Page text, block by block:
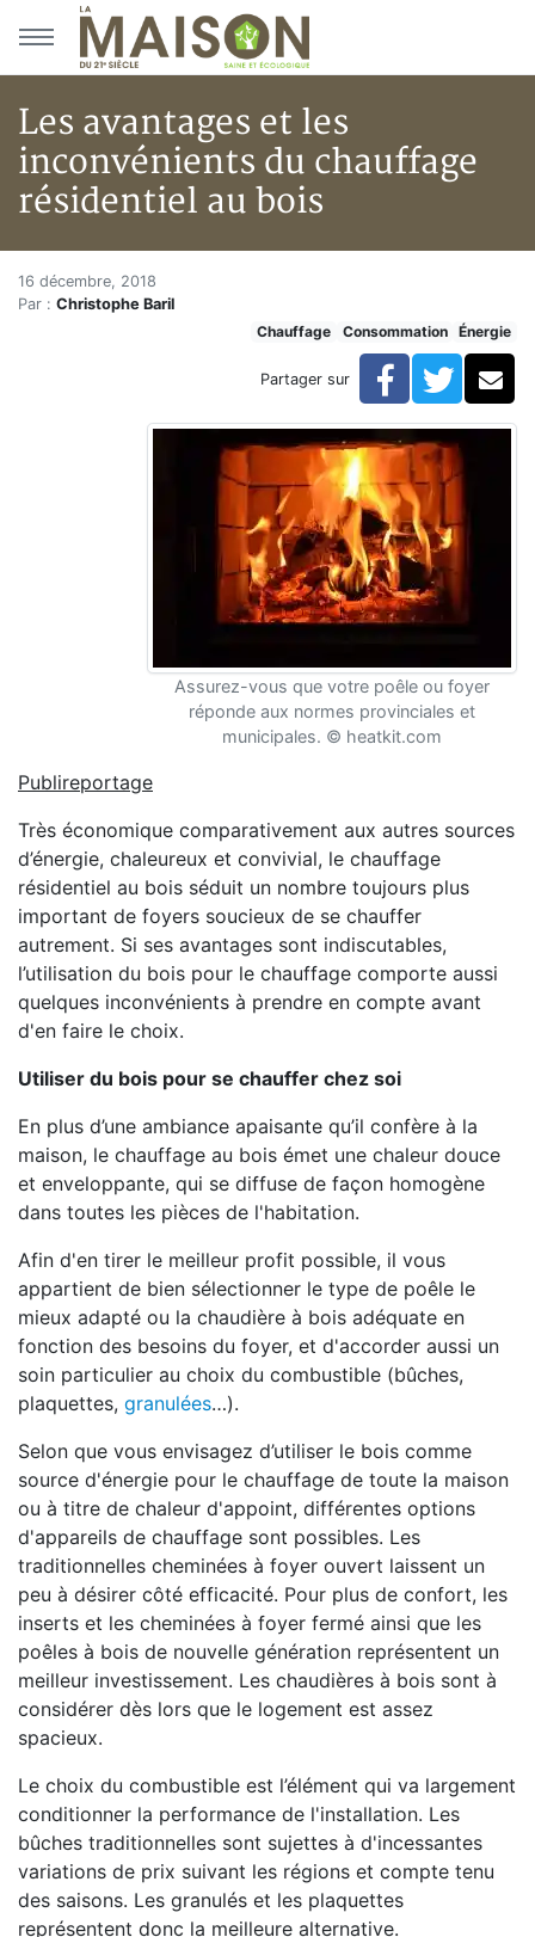
Aller au menu principal
Aller au contenu principal
Les avantages et les
inconvénients du chauffage
résidentiel au bois
Accueil
Articles
Les avantages et les inconvénients du chauffage
Les avantages et les
16 décembre, 2018
Par : Christophe Baril
Chauffage
Consommation Énergie
Partager sur Facebook
Assurez-vous que votre poêle ou foyer
réponde aux normes provinciales et
municipales. © heatkit.com
Publireportage
Très économique comparativement aux autres sources
d’énergie, chaleureux et convivial, le chauffage
résidentiel au bois séduit un nombre toujours plus
important de foyers soucieux de se chauffer
autrement. Si ses avantages sont indiscutables,
l’utilisation du bois pour le chauffage comporte aussi
quelques inconvénients à prendre en compte avant
d'en faire le choix.
Utiliser du bois pour se chauffer chez soi
En plus d’une ambiance apaisante qu’il confère à la
maison, le chauffage au bois émet une chaleur douce
et enveloppante, qui se diffuse de façon homogène
dans toutes les pièces de l'habitation.
Afin d'en tirer le meilleur profit possible, il vous
appartient de bien sélectionner le type de poêle le
mieux adapté ou la chaudière à bois adéquate en
fonction des besoins du foyer, et d'accorder aussi un
soin particulier au choix du combustible (bûches,
plaquettes, granulées…).
Selon que vous envisagez d’utiliser le bois comme
source d'énergie pour le chauffage de toute la maison
ou à titre de chaleur d'appoint, différentes options
d'appareils de chauffage sont possibles. Les
traditionnelles cheminées à foyer ouvert laissent un
peu à désirer côté efficacité. Pour plus de confort, les
inserts et les cheminées à foyer fermé ainsi que les
poêles à bois de nouvelle génération représentent un
meilleur investissement. Les chaudières à bois sont à
considérer dès lors que le logement est assez
spacieux.
Le choix du combustible est l’élément qui va largement
conditionner la performance de l'installation. Les
bûches traditionnelles sont sujettes à d'incessantes
variations de prix suivant les régions et compte tenu
des saisons. Les granulés et les plaquettes
représentent donc la meilleure alternative.